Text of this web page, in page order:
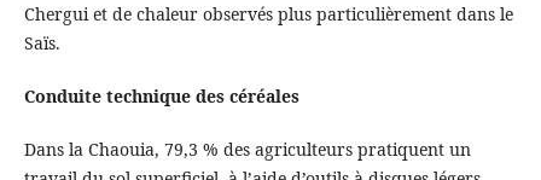
Chergui et de chaleur observés plus particulièrement dans le
Saïs.
Conduite technique des céréales
Dans la Chaouia, 79,3 % des agriculteurs pratiquent un